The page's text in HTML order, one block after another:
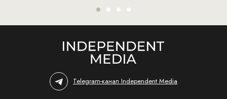
Telegram-канал Independent Media